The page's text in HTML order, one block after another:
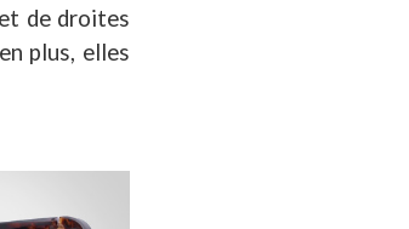
de droites
plus, elles